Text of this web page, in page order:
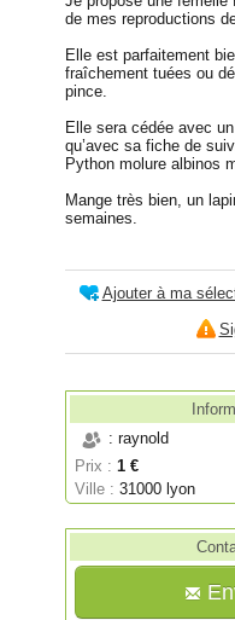
de mes reproductions
Elle est parfaitement
fraîchement tuées ou
pince.
Elle sera cédée avec
qu’avec sa fiche de
Python molure albinos
Mange très bien, un
semaines.
Ajouter à ma
: raynold
Prix : 1 €
Ville :31000 lyon